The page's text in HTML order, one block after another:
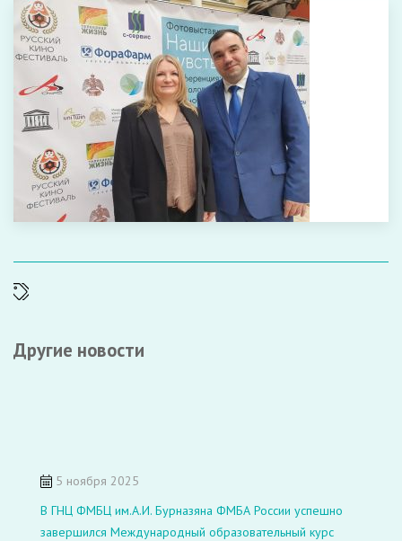
Другие новости
5 ноября 2025
В ГНЦ ФМБЦ им.А.И. Бурназяна ФМБА России успешно
завершился Международный образовательный курс